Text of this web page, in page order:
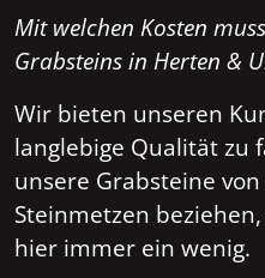
Mit welchen Kosten
Grabsteins in Herten &
Wir bieten unseren
langlebige Qualität zu
unsere Grabsteine
Steinmetzen
hier immer ein wenig.